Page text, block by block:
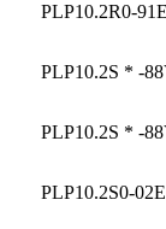
PLP10.2R0-
PLP10.2S * -
PLP10.2S * -
PLP10.2S0-